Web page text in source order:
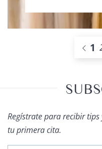
1
Regístrate para recibir
tu primera cita.